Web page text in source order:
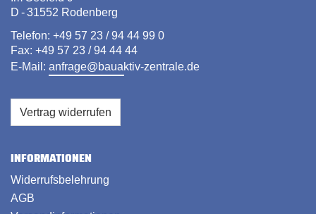
D - 31552 Rodenberg
Telefon: +49 57 23 / 94 44 99 0
Fax: +49 57 23 / 94 44 44
E-Mail: anfrage@bauaktiv-zentrale.de
Vertrag widerrufen
INFORMATIONEN
Widerrufsbelehrung
AGB